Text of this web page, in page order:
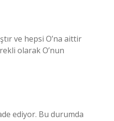
ve hepsi O’na aittir
olarak O’nun
ediyor. Bu durumda